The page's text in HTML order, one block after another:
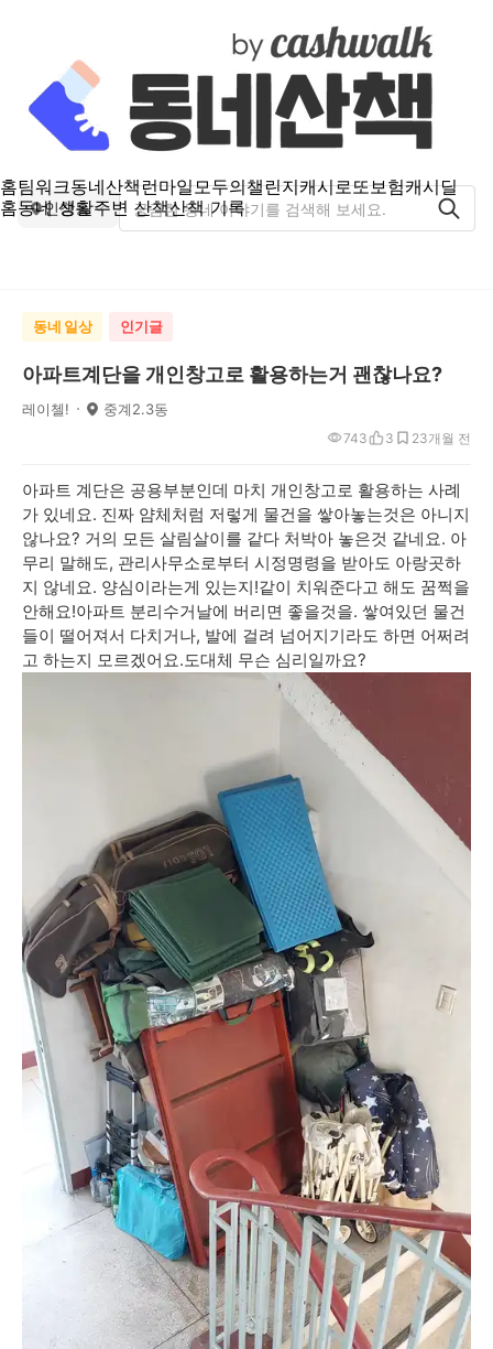
홈팀워크동네산책런마일모두의챌린지캐시로또보험캐시딜
홈동네 생활주변 산책산책 기록
인창동
동네 일상 인기글
아파트계단을 개인창고로 활용하는거 괜찮나요?
레이첼! 중계2.3동
3개월 전
743 3 2
아파트 계단은 공용부분인데 마치 개인창고로 활용하는 사례
가 있네요. 진짜 얌체처럼 저렇게 물건을 쌓아놓는것은 아니지
않나요? 거의 모든 살림살이를 같다 처박아 놓은것 같네요. 아
무리 말해도, 관리사무소로부터 시정명령을 받아도 아랑곳하
지 않네요. 양심이라는게 있는지!같이 치워준다고 해도 꿈쩍을
안해요!아파트 분리수거날에 버리면 좋을것을. 쌓여있던 물건
들이 떨어져서 다치거나, 발에 걸려 넘어지기라도 하면 어쩌려
고 하는지 모르겠어요.도대체 무슨 심리일까요?